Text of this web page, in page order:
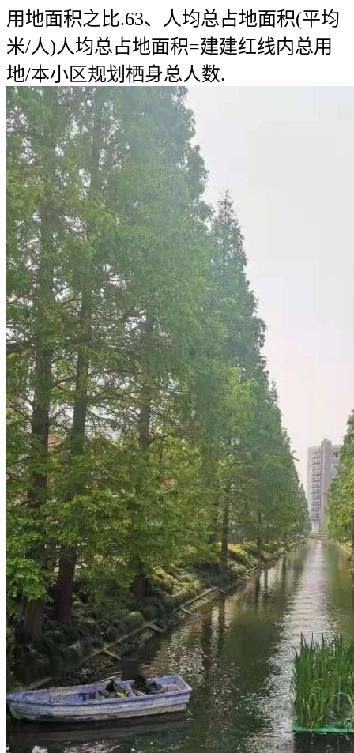
用地面积之比.63、人均总占地面积(平均
米/人)人均总占地面积=建建红线内总用
地/本小区规划栖身总人数.